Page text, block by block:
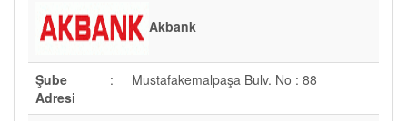
Akbank
Şube
Adresi
: Mustafakemalpaşa Bulv. No : 88